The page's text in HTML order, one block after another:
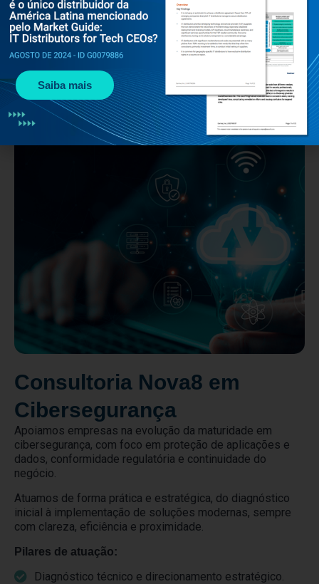
Fale com um especialista
Consultoria Nova8 em
Cibersegurança
Apoiamos empresas na evolução da maturidade em
cibersegurança, com foco em proteção de aplicações e
dados, conformidade regulatória e continuidade do
negócio.
Atuamos de forma prática e estratégica, do diagnóstico
inicial à implementação de soluções modernas, sempre
com clareza, eficiência e proximidade.
Pilares de atuação:
Diagnóstico técnico e direcionamento estratégico.
Saiba mais